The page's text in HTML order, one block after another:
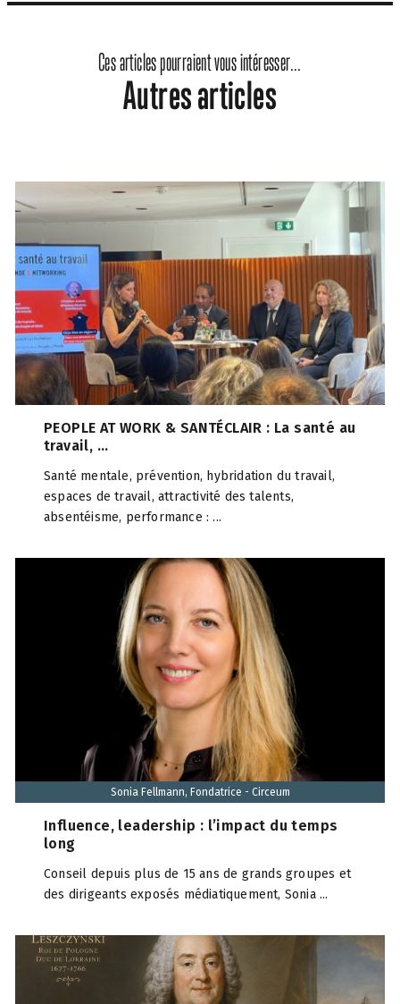
Ces articles pourraient vous intéresser...
Autres articles
PEOPLE AT WORK & SANTÉCLAIR : La santé au
travail, ...
Santé mentale, prévention, hybridation du travail,
espaces de travail, attractivité des talents,
absentéisme, performance : ...
Sonia Fellmann, Fondatrice - Circeum
Influence, leadership : l’impact du temps
long
Conseil depuis plus de 15 ans de grands groupes et
des dirigeants exposés médiatiquement, Sonia ...